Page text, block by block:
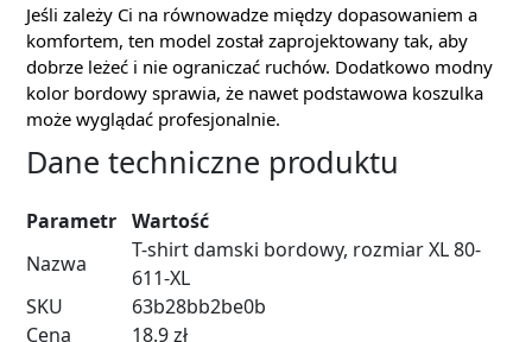
Jeśli zależy Ci na równowadze między dopasowaniem a
komfortem, ten model został zaprojektowany tak, aby
dobrze leżeć i nie ograniczać ruchów. Dodatkowo modny
kolor bordowy sprawia, że nawet podstawowa koszulka
może wyglądać profesjonalnie.
Dane techniczne produktu
Parametr Wartość
Nazwa
T-shirt damski bordowy, rozmiar XL 80-
611-XL
SKU
63b28bb2be0b
Cena
18.9 zł